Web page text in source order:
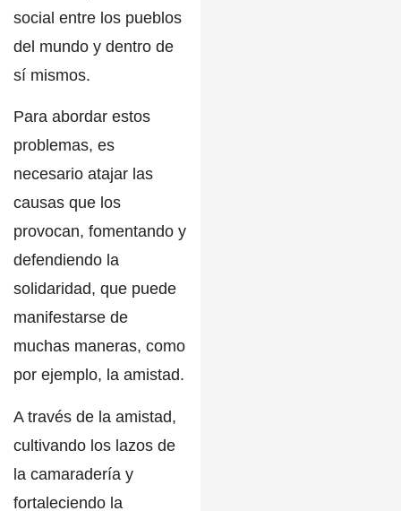
social entre los pueblos
del mundo y dentro de
sí mismos.
Para abordar estos
problemas, es
necesario atajar las
causas que los
provocan, fomentando y
defendiendo la
solidaridad, que puede
manifestarse de
muchas maneras, como
por ejemplo, la amistad.
A través de la amistad,
cultivando los lazos de
la camaradería y
fortaleciendo la